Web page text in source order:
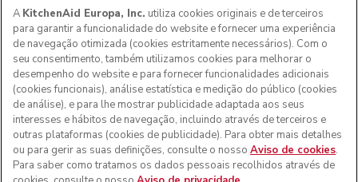
Aos clientes nos Açores, Madeira e outros territórios
portugueses: Por favor, contacte a nossa equipa de Apoio
ao Cliente para efetuar a sua encomenda, de forma a
podermos fornecer os custos de envio exatos e aplicar a
taxa de IVA correta
A KitchenAid Europa, Inc. utiliza cookies originais e de terceiros
para garantir a funcionalidade do website e fornecer uma experiência
de navegação otimizada (cookies estritamente necessários). Com o
seu consentimento, também utilizamos cookies para melhorar o
desempenho do website e para fornecer funcionalidades adicionais
(cookies funcionais), análise estatística e medição do público (cookies
de análise), e para lhe mostrar publicidade adaptada aos seus
interesses e hábitos de navegação, incluindo através de terceiros e
outras plataformas (cookies de publicidade). Para obter mais detalhes
ou para gerir as suas definições, consulte o nosso Aviso de cookies.
Para saber como tratamos os dados pessoais recolhidos através de